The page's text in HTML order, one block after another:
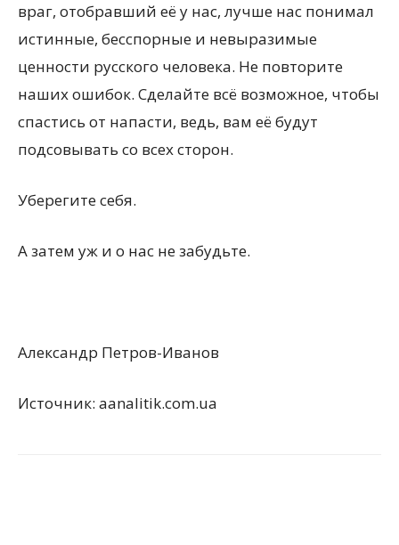
враг, отобравший её у нас, лучше нас понимал
истинные, бесспорные и невыразимые
ценности русского человека. Не повторите
наших ошибок. Сделайте всё возможное, чтобы
спастись от напасти, ведь, вам её будут
подсовывать со всех сторон.
Уберегите себя.
А затем уж и о нас не забудьте.
Александр Петров-Иванов
Источник: aanalitik.com.ua